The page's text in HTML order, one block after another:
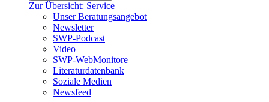
Zur Übersicht: Service
Unser Beratungsangebot
Newsletter
SWP-Podcast
Video
SWP-WebMonitore
Literaturdatenbank
Soziale Medien
Newsfeed